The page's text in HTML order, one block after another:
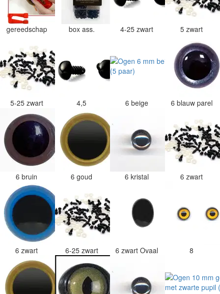
gereedschap box ass. 4-25 zwart 5 zwart
5-25 zwart 4,5 6 beige 6 blauw parel
6 bruin 6 goud 6 kristal 6 zwart
6 zwart 6-25 zwart 6 zwart Ovaal 8